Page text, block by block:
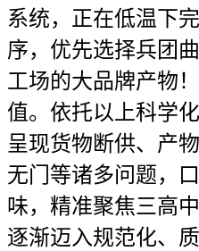
系统，正在低温下
序，优先选择兵团
工场的大品牌产物
值。依托以上科学
呈现货物断供、产
无门等诸多问题，
味，精准聚焦三高
逐渐迈入规范化、